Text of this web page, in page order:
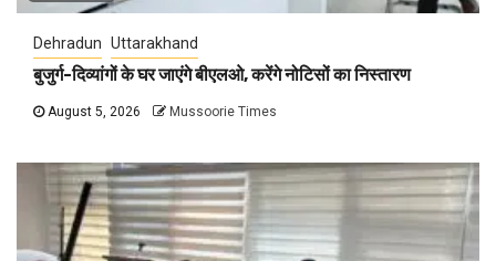
Dehradun Uttarakhand
बुजुर्ग-दिव्यांगों के घर जाएंगे बीएलओ, करेंगे नोटिसों का निस्तारण
August 5, 2026 Mussoorie Times